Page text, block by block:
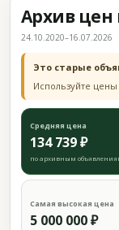
Архив цен
24.10.2020–16.07.2026
Это старые
Используйте
Средняя цена
134 739 ₽
по архивным
Самая высокая цена
5 000 000 ₽